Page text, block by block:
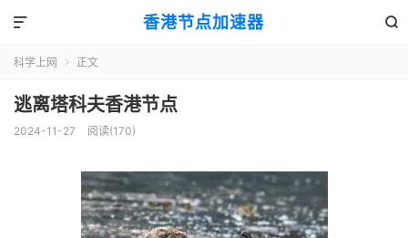
香港节点加速器 

科学上网  正文
逃离塔科夫香港节点
2024-11-27 阅读(170)